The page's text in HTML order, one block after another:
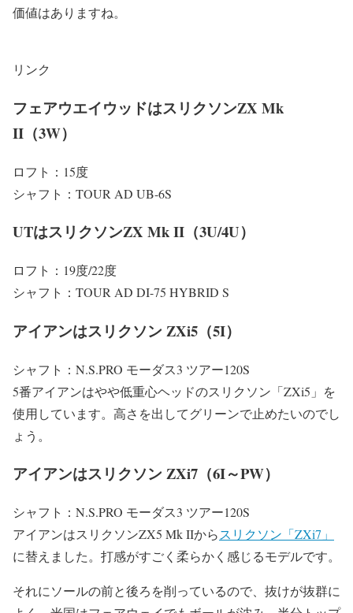
価値はありますね。
リンク
フェアウエイウッドはスリクソンZX Mk
II（3W）
ロフト：15度
シャフト：TOUR AD UB-6S
UTはスリクソンZX Mk II（3U/4U）
ロフト：19度/22度
シャフト：TOUR AD DI-75 HYBRID S
アイアンはスリクソン ZXi5（5I）
シャフト：N.S.PRO モーダス3 ツアー120S
5番アイアンはやや低重心ヘッドのスリクソン「ZXi5」を
使用しています。高さを出してグリーンで止めたいのでし
ょう。
アイアンはスリクソン ZXi7（6I～PW）
シャフト：N.S.PRO モーダス3 ツアー120S
アイアンはスリクソンZX5 Mk IIからスリクソン「ZXi7」
に替えました。打感がすごく柔らかく感じるモデルです。
それにソールの前と後ろを削っているので、抜けが抜群に